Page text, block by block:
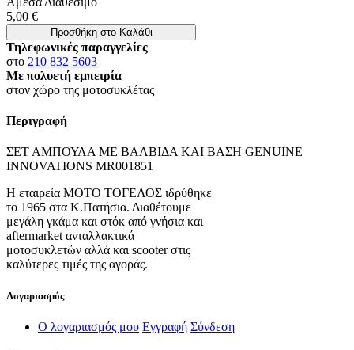
5,00 €
Προσθήκη στο Καλάθι
Τηλεφωνικές παραγγελίες
στο 210 832 5603
Με πολυετή εμπειρία
στον χώρο της μοτοσυκλέτας
Περιγραφή
ΣΕΤ ΑΜΠΟΥΛΑ ΜΕ ΒΑΛΒΙΔΑ ΚΑΙ ΒΑΣΗ GENUINE
INNOVATIONS MR001851
Η εταιρεία ΜΟΤΟ ΤΟΓΕΛΟΣ ιδρύθηκε
το 1965 στα Κ.Πατήσια. Διαθέτουμε
μεγάλη γκάμα και στόκ από γνήσια και
aftermarket ανταλλακτικά
μοτοσυκλετών αλλά και scooter στις
καλύτερες τιμές της αγοράς.
Λογαριασμός
Ο λογαριασμός μου Εγγραφή Σύνδεση